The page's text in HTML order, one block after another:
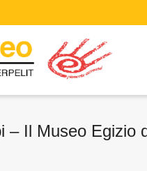
– Il Museo Egizio